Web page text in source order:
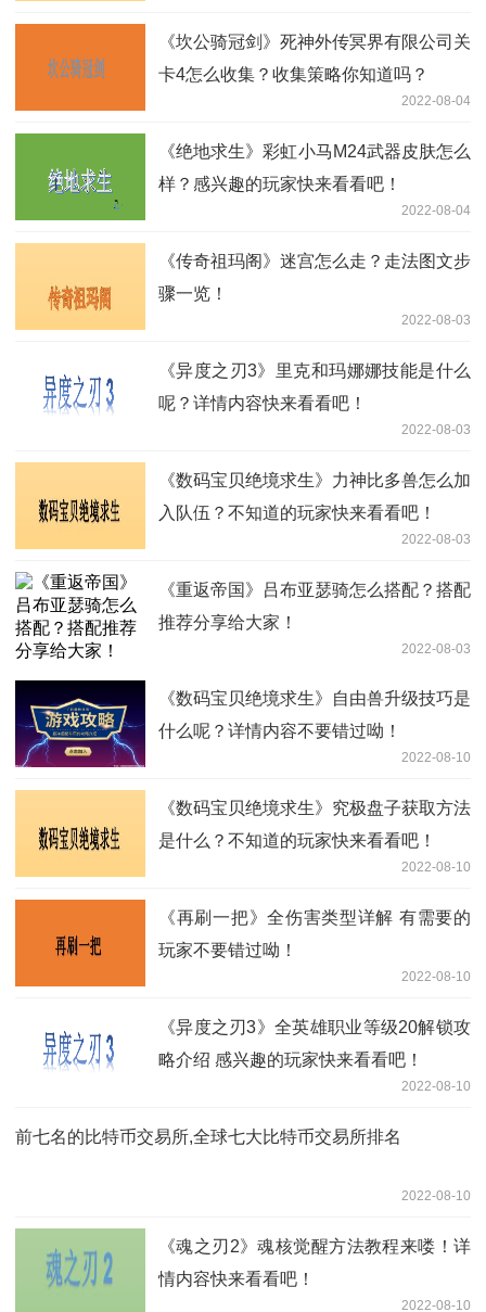
《坎公骑冠剑》死神外传冥界有限公司关
卡4怎么收集？收集策略你知道吗？
2022-08-04
《绝地求生》彩虹小马M24武器皮肤怎么
样？感兴趣的玩家快来看看吧！
2022-08-04
《传奇祖玛阁》迷宫怎么走？走法图文步
骤一览！
2022-08-03
《异度之刃3》里克和玛娜娜技能是什么
呢？详情内容快来看看吧！
2022-08-03
《数码宝贝绝境求生》力神比多兽怎么加
入队伍？不知道的玩家快来看看吧！
2022-08-03
《重返帝国》吕布亚瑟骑怎么搭配？搭配
推荐分享给大家！
2022-08-03
《数码宝贝绝境求生》自由兽升级技巧是
什么呢？详情内容不要错过呦！
2022-08-10
《数码宝贝绝境求生》究极盘子获取方法
是什么？不知道的玩家快来看看吧！
2022-08-10
《再刷一把》全伤害类型详解 有需要的
玩家不要错过呦！
2022-08-10
《异度之刃3》全英雄职业等级20解锁攻
略介绍 感兴趣的玩家快来看看吧！
2022-08-10
前七名的比特币交易所,全球七大比特币交易所排名
2022-08-10
《魂之刃2》魂核觉醒方法教程来喽！详
情内容快来看看吧！
2022-08-10